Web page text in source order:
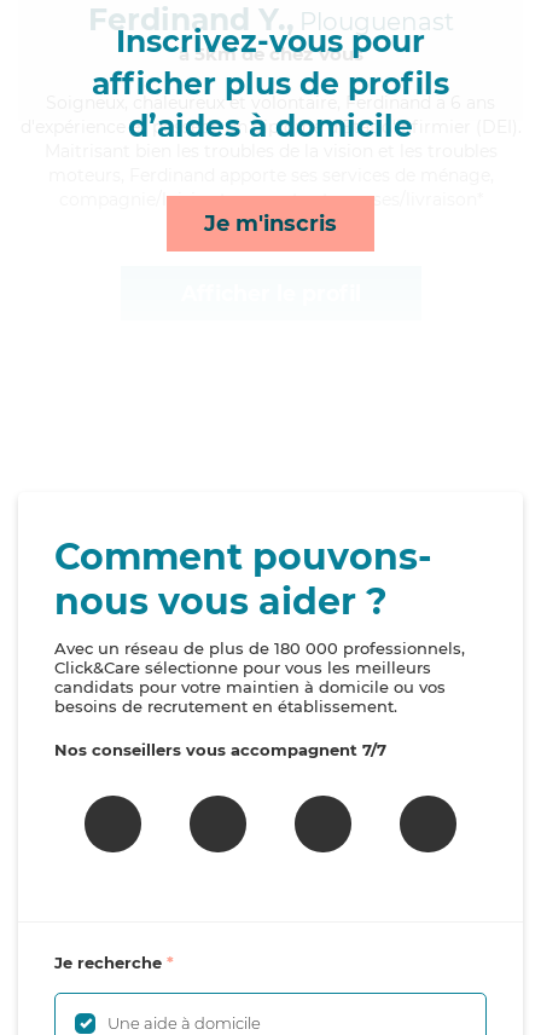
Inscrivez-vous pour
afficher plus de profils
d’aides à domicile
Je m'inscris
Ferdinand Y., Plouguenast
à 5km de chez Vous
, chaleureux et volontaire, Ferdinand a 6 ans
d'expérience et possède un diplôme d'Etat d'infirmier (DEI).
compagnie/loisirs, transports et courses/livraison*
Comment pouvons-
nous vous aider ?
Avec un réseau de plus de 180 000 professionnels,
Click&Care sélectionne pour vous les meilleurs
candidats pour votre maintien à domicile ou vos
besoins de recrutement en établissement.
Nos conseillers vous accompagnent 7/7
Je recherche
Une aide à domicile